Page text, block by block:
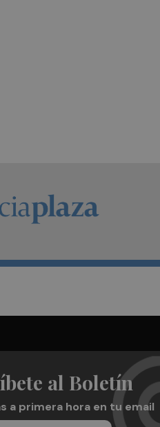
al Boletín
a primera hora en tu email